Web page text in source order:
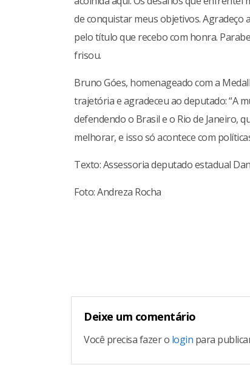
de conquistar meus objetivos.
pelo título que recebo com honra.
frisou.
Bruno Góes, homenageado com a
trajetória e agradeceu ao deputado: “A
defendendo o Brasil e o Rio de Janeiro,
melhorar, e isso só acontece com
Texto: Assessoria deputado estadual
Foto: Andreza Rocha
Deixe um comentário
Você precisa fazer o login para